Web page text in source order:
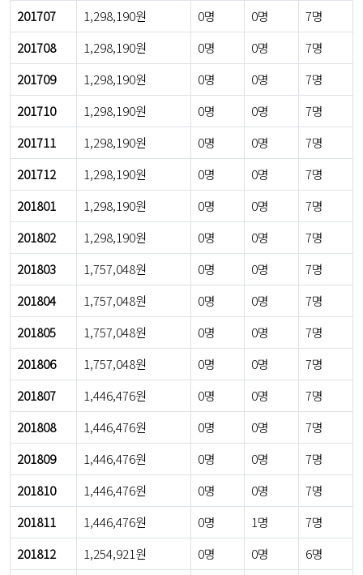
201707
1,298,190원 0명 0명
7명
201708
1,298,190원 0명 0명
7명
201709
1,298,190원 0명 0명
7명
201710
1,298,190원 0명 0명
7명
201711
1,298,190원 0명 0명
7명
201712
1,298,190원 0명 0명
7명
201801
1,298,190원 0명 0명
7명
201802
1,298,190원 0명 0명
7명
201803
1,757,048원 0명 0명
7명
201804
1,757,048원 0명 0명
7명
201805
1,757,048원 0명 0명
7명
201806
1,757,048원 0명 0명
7명
201807
1,446,476원 0명 0명
7명
201808
1,446,476원 0명 0명
7명
201809
1,446,476원 0명 0명
7명
201810
1,446,476원 0명 0명
7명
201811
1,446,476원 0명 1명
7명
201812
1,254,921원 0명 0명 6명